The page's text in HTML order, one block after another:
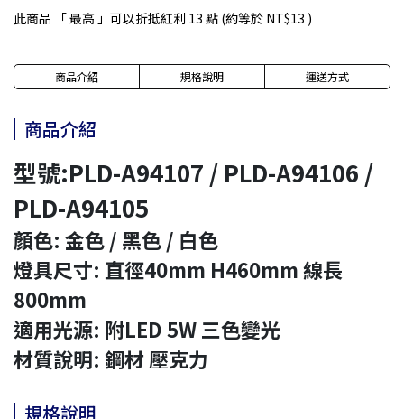
此商品 「 最高 」可以折抵紅利 13 點 (約等於 NT$13 )
商品介紹 規格說明 運送方式
商品介紹
型號:PLD-A94107 / PLD-A94106 /
PLD-A94105
顏色: 金色 / 黑色 / 白色
燈具尺寸: 直徑40mm H460mm 線長
800mm
適用光源: 附LED 5W 三色變光
材質說明: 鋼材 壓克力
規格說明